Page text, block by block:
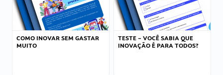
COMO INOVAR SEM GASTAR
MUITO
TESTE – VOCÊ SABIA QUE
INOVAÇÃO É PARA TODOS?